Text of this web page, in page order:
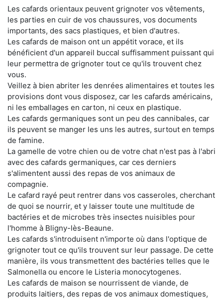
Les cafards orientaux peuvent grignoter vos vêtements,
les parties en cuir de vos chaussures, vos documents
importants, des sacs plastiques, et bien d'autres.
Les cafards de maison ont un appétit vorace, et ils
bénéficient d'un appareil buccal suffisamment puissant qui
leur permettra de grignoter tout ce qu'ils trouvent chez
vous.
Veillez à bien abriter les denrées alimentaires et toutes les
provisions dont vous disposez, car les cafards américains,
ni les emballages en carton, ni ceux en plastique.
Les cafards germaniques sont un peu des cannibales, car
ils peuvent se manger les uns les autres, surtout en temps
de famine.
La gamelle de votre chien ou de votre chat n'est pas à l'abri
avec des cafards germaniques, car ces derniers
s'alimentent aussi des repas de vos animaux de
compagnie.
Le cafard rayé peut rentrer dans vos casseroles, cherchant
de quoi se nourrir, et y laisser toute une multitude de
bactéries et de microbes très insectes nuisibles pour
l'homme à Bligny-lès-Beaune.
Les cafards s'introduisent n'importe où dans l'optique de
grignoter tout ce qu'ils trouvent sur leur passage. De cette
manière, ils vous transmettent des bactéries telles que le
Salmonella ou encore le Listeria monocytogenes.
Les cafards de maison se nourrissent de viande, de
produits laitiers, des repas de vos animaux domestiques,